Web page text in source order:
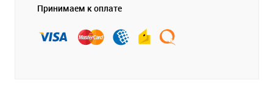
Принимаем к оплате